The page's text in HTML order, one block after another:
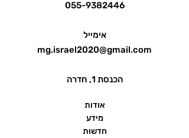
055-9382446
אימייל
mg.israel2020@gmail.com
הכנסת 1, חדרה
אודות
מידע
חדשות